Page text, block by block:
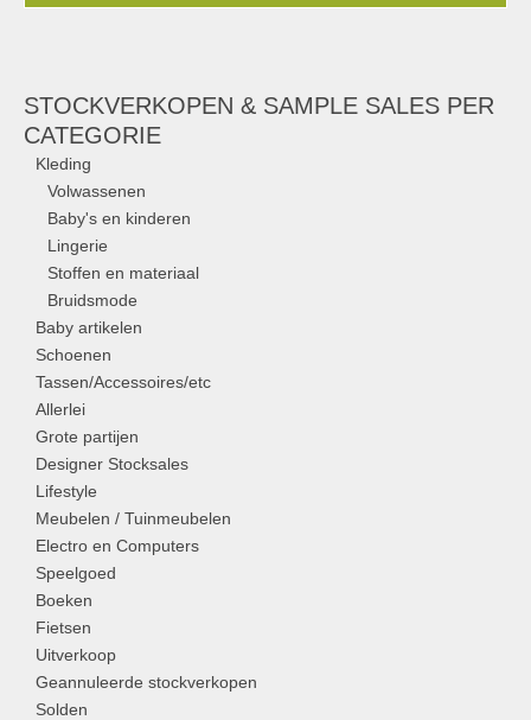
STOCKVERKOPEN & SAMPLE SALES PER
CATEGORIE
Kleding
Volwassenen
Baby's en kinderen
Lingerie
Stoffen en materiaal
Bruidsmode
Baby artikelen
Schoenen
Tassen/Accessoires/etc
Allerlei
Grote partijen
Designer Stocksales
Lifestyle
Meubelen / Tuinmeubelen
Electro en Computers
Speelgoed
Boeken
Fietsen
Uitverkoop
Geannuleerde stockverkopen
Solden